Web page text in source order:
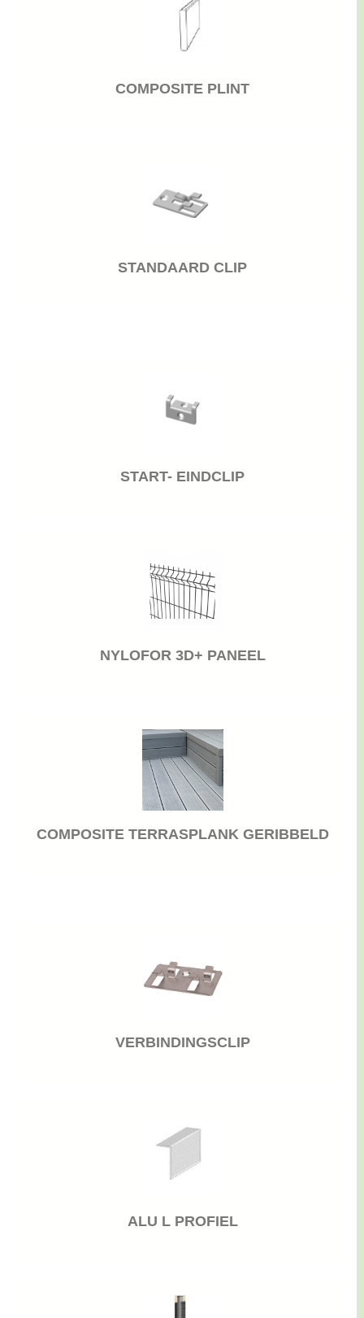
COMPOSITE PLINT
STANDAARD CLIP
START- EINDCLIP
NYLOFOR 3D+ PANEEL
COMPOSITE TERRASPLANK GERIBBELD
VERBINDINGSCLIP
ALU L PROFIEL